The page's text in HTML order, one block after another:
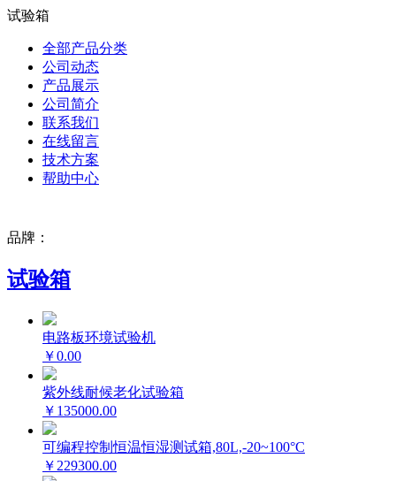
试验箱
全部产品分类
公司动态
产品展示
公司简介
联系我们
在线留言
技术方案
帮助中心
品牌：
试验箱
电路板环境试验机
￥0.00
紫外线耐候老化试验箱
￥135000.00
可编程控制恒温恒湿测试箱,80L,-20~100°C
￥229300.00